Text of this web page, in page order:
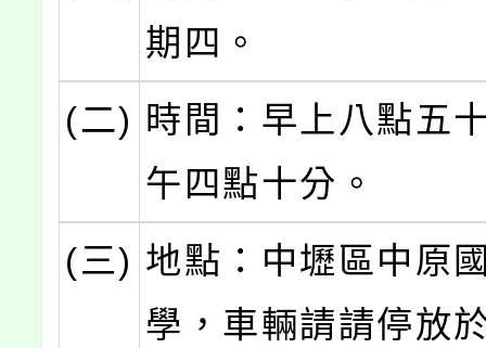
期四。
(二) 時間：早上八點五
午四點十分。
(三) 地點：中壢區中原
學，車輛請請停放